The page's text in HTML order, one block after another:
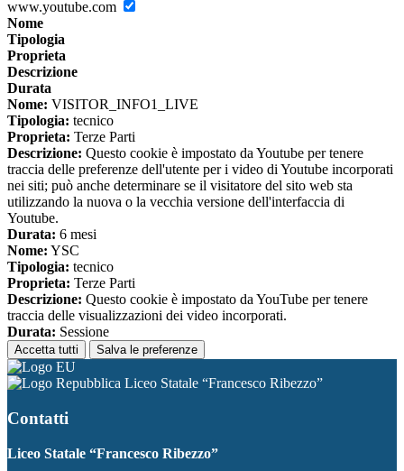
www.youtube.com
Nome
Tipologia
Proprieta
Descrizione
Durata
Nome: VISITOR_INFO1_LIVE
Tipologia: tecnico
Proprieta: Terze Parti
Descrizione: Questo cookie è impostato da Youtube per tenere
traccia delle preferenze dell'utente per i video di Youtube incorporati
nei siti; può anche determinare se il visitatore del sito web sta
utilizzando la nuova o la vecchia versione dell'interfaccia di
Youtube.
Durata: 6 mesi
Nome: YSC
Tipologia: tecnico
Proprieta: Terze Parti
Descrizione: Questo cookie è impostato da YouTube per tenere
traccia delle visualizzazioni dei video incorporati.
Durata: Sessione
Accetta tutti Salva le preferenze
Liceo Statale “Francesco Ribezzo”
Contatti
Liceo Statale “Francesco Ribezzo”